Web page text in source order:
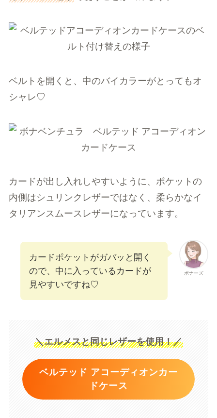
ベルトを開くと、中のバイカラーがとってもオ
シャレ♡
カードが出し入れしやすいように、ポケットの
内側はシュリンクレザーではなく、柔らかなイ
タリアンスムースレザーになっています。
ボナーズ
カードポケットがガバッと開く
ので、中に入っているカードが
見やすいですね♡
＼エルメスと同じレザーを使用！／
ベルテッド アコーディオンカー
ドケース